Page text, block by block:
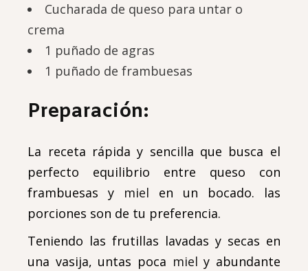
Cucharada de queso para untar o
crema
1 puñado de agras
1 puñado de frambuesas
Preparación:
La receta rápida y sencilla que busca el
perfecto equilibrio entre queso con
frambuesas y miel en un bocado. las
porciones son de tu preferencia.
Teniendo las frutillas lavadas y secas en
una vasija, untas poca miel y abundante